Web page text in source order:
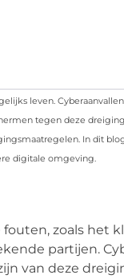
leven.
tegen deze
In dit
digitale omgeving.
zoals het
partijen.
van deze